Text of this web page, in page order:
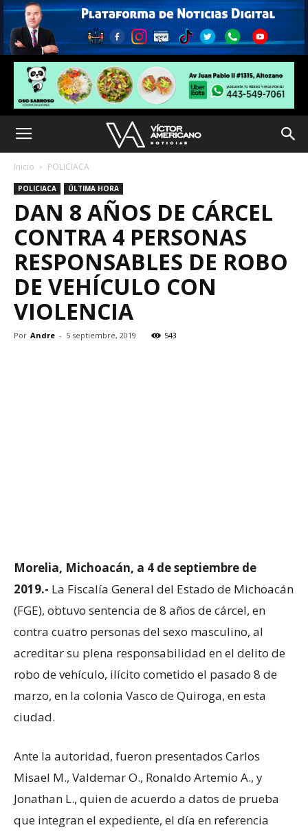
Inicio POLICIACA
POLICIACA ÚLTIMA HORA
DAN 8 AÑOS DE CÁRCEL
CONTRA 4 PERSONAS
RESPONSABLES DE ROBO
DE VEHÍCULO CON
VIOLENCIA
Por Andre - 5 septiembre, 2019 543
Morelia, Michoacán, a 4 de septiembre de
2019.- La Fiscalía General del Estado de Michoacán
(FGE), obtuvo sentencia de 8 años de cárcel, en
contra cuatro personas del sexo masculino, al
acreditar su plena responsabilidad en el delito de
robo de vehículo, ilícito cometido el pasado 8 de
marzo, en la colonia Vasco de Quiroga, en esta
ciudad.
Ante la autoridad, fueron presentados Carlos
Misael M., Valdemar O., Ronaldo Artemio A., y
Jonathan L., quien de acuerdo a datos de prueba
que integran el expediente, el día en referencia